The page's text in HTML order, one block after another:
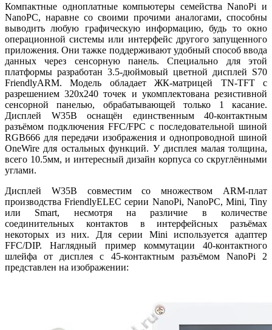
Компактные одноплатные компьютеры семейства NanoPi и
NanoPC, наравне со своими прочими аналогами, способны
выводить любую графическую информацию, будь то окно
операционной системы или интерфейс другого запущенного
приложения. Они тажке поддерживают удобный способ ввода
данных через сенсорную панель. Специально для этой
платформы разработан 3.5-дюймовый цветной дисплей S70
FriendlyARM. Модель обладает ЖК-матрицей TN-TFT с
разрешением 320х240 точек и укомплектована резистивной
сенсорной панелью, обрабатывающей только 1 касание.
Дисплей W35B оснащён единственным 40-контактным
разъёмом подключения FFC/FPC с последовательной шиной
RGB666 для передачи изображения и однопроводной шиной
OneWire для остальных функций. У дисплея малая толщина,
всего 10.5мм, и интересный дизайн корпуса со скруглёнными
углами.
Дисплей W35B совместим со множеством ARM-плат
производства FriendlyELEC серии NanoPi, NanoPC, Mini, Tiny
или Smart, несмотря на различие в количестве
соединительных контактов в интерфейсных разъёмах
некоторых из них. Для серии Mini используется адаптер
FFC/DIP. Наглядный пример коммутации 40-контактного
шлейфа от дисплея с 45-контактным разъёмом NanoPi 2
представлен на изображении: